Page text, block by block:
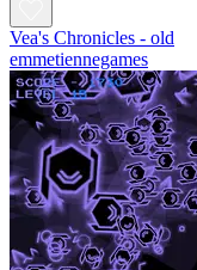
Vea's Chronicles - old
emmetiennegames